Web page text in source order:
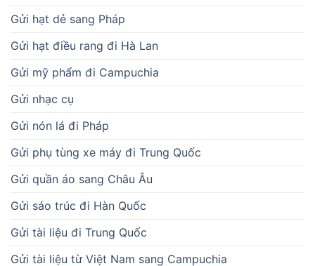
Gửi hạt dẻ sang Pháp
Gửi hạt điều rang đi Hà Lan
Gửi mỹ phẩm đi Campuchia
Gửi nhạc cụ
Gửi nón lá đi Pháp
Gửi phụ tùng xe máy đi Trung Quốc
Gửi quần áo sang Châu Âu
Gửi sáo trúc đi Hàn Quốc
Gửi tài liệu đi Trung Quốc
Gửi tài liệu từ Việt Nam sang Campuchia